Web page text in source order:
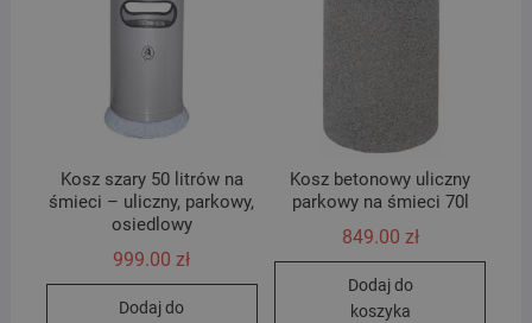
Kosz szary 50 litrów na
śmieci – uliczny, parkowy,
osiedlowy
999.00 zł
Dodaj do
Kosz betonowy uliczny
parkowy na śmieci 70l
849.00 zł
Dodaj do
koszyka